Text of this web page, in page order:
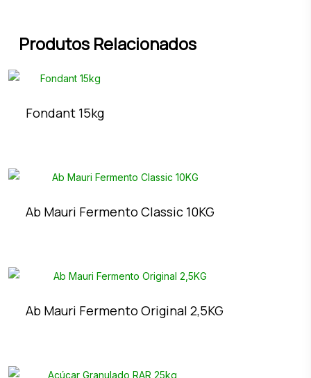
Produtos Relacionados
Fondant 15kg
Ab Mauri Fermento Classic 10KG
Ab Mauri Fermento Original 2,5KG